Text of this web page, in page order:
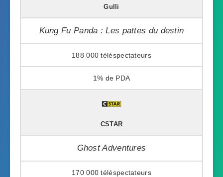
Gulli
Kung Fu Panda : Les pattes du destin
188 000
1%
CSTAR
Ghost Adventures
170 000